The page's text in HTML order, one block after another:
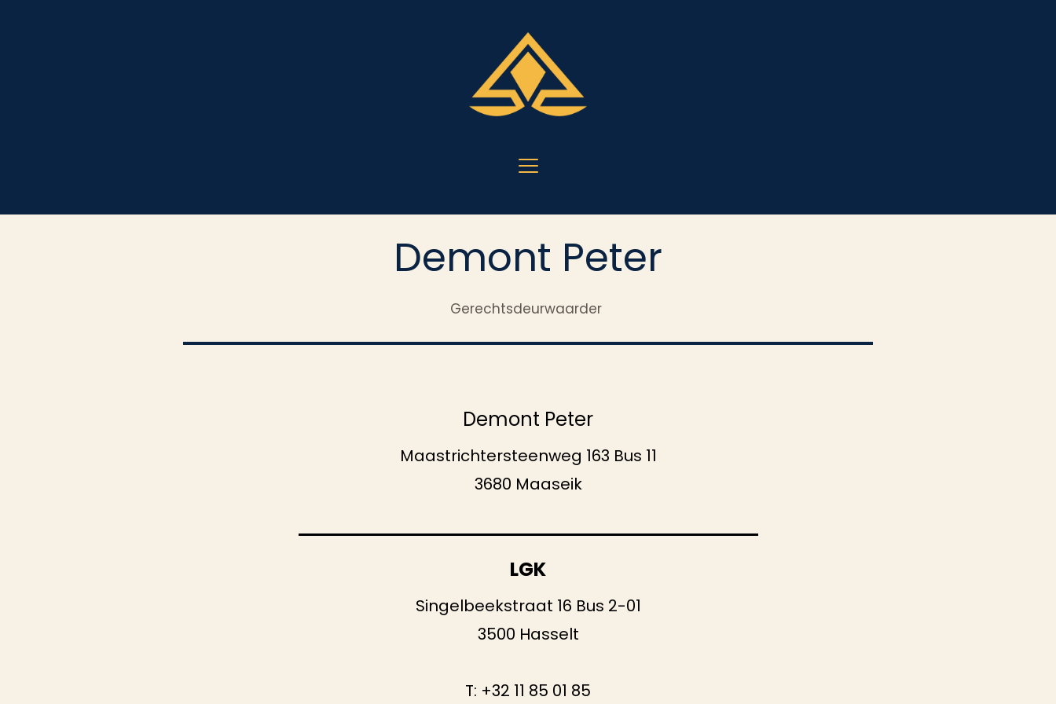
Demont Peter
Gerechtsdeurwaarder
Demont Peter
Maastrichtersteenweg 163 Bus 11
3680 Maaseik
LGK
Singelbeekstraat 16 Bus 2-01
3500 Hasselt
T: +32 11 85 01 85